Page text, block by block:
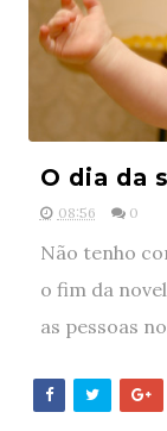
O dia da
08:56 0
Não tenho
o fim da
as pessoas